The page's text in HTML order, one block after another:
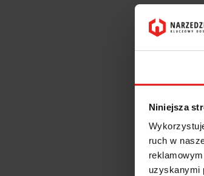
Niniejsza
ruch w
uzyskanymi